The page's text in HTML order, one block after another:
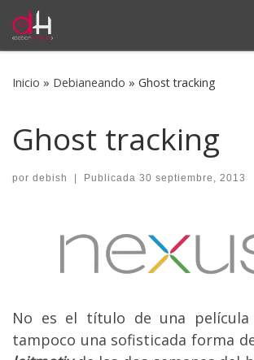
Saltar al contenido
Inicio » Debianeando » Ghost tracking
Ghost tracking
por debish | Publicada 30 septiembre, 2013
No es el título de una
tampoco una sofisticada forma